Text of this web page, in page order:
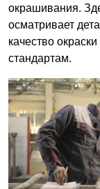
окрашивания.
осматривает
качество
стандартам.